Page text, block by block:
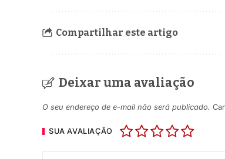
Compartilhar este artigo
Deixar uma avaliação
O seu endereço de e-mail não será publicado.
SUA AVALIAÇÃO